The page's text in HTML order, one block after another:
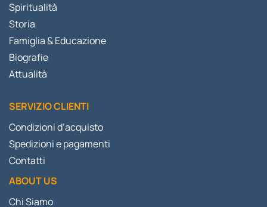
Spiritualità
Storia
Famiglia & Educazione
Biografie
Attualità
SERVIZIO CLIENTI
Condizioni d’acquisto
Spedizioni e pagamenti
Contatti
ABOUT US
Chi Siamo